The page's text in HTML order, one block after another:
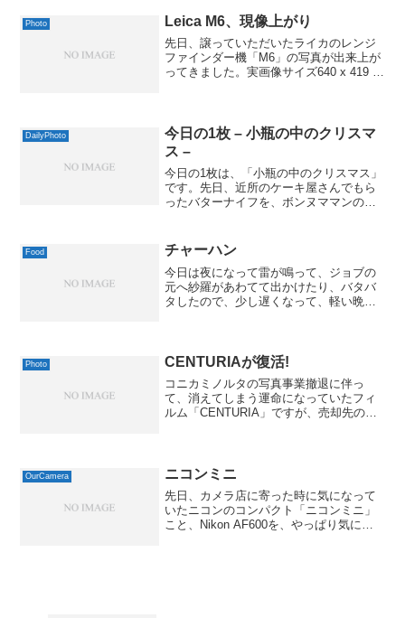
Photo Leica M6、現像上がり
先日、譲っていただいたライカのレンジ
ファインダー機「M6」の写真が出来上が
ってきました。実画像サイズ640 x 419 (
DailyPhoto
今日の1枚 – 小瓶の中のクリスマ
ス –
今日の1枚は、「小瓶の中のクリスマス」
です。先日、近所のケーキ屋さんでもら
ったバターナイフを、ボンヌママンのジ
スマスっぽくなってきました。イルミネ
ーション・イベントもい...
Food チャーハン
今日は夜になって雷が鳴って、ジョブの
元へ紗羅があわてて出かけたり、バタバ
タしたので、少し遅くなって、軽い晩ご
(C)MacBS...
Photo CENTURIAが復活!
コニカミノルタの写真事業撤退に伴っ
て、消えてしまう運命になっていたフィ
ルム「CENTURIA」ですが、売却先の大
なる...
OurCamera ニコンミニ
先日、カメラ店に寄った時に気になって
いたニコンのコンパクト「ニコンミニ」
こと、Nikon AF600を、やっぱり気にな